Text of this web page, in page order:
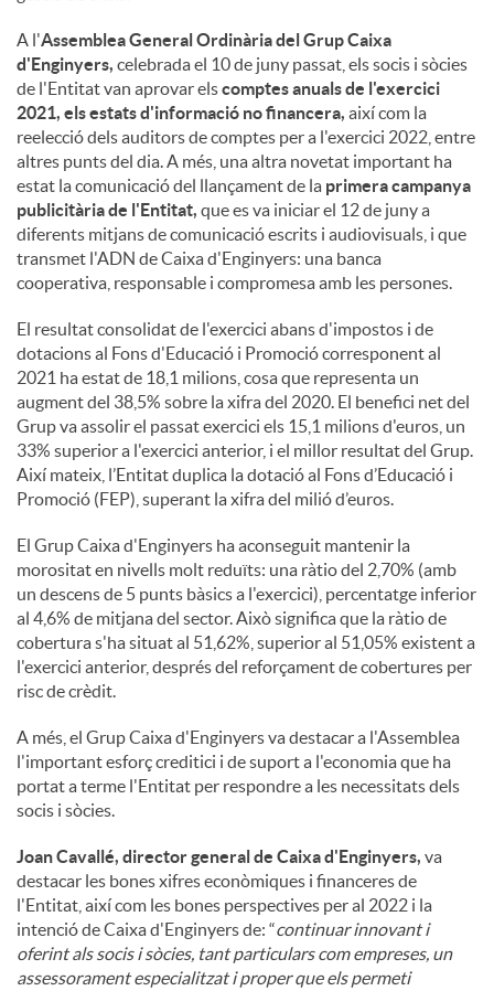
A l'Assemblea General Ordinària del Grup Caixa
d'Enginyers, celebrada el 10 de juny passat, els socis i sòcies
de l'Entitat van aprovar elscomptes anuals de l'exercici
2021, els estats d'informació no financera, així com la
reelecció dels auditors de comptes per a l'exercici 2022, entre
altres punts del dia. A més, una altra novetat important ha
estat la comunicació del llançament de la primera campanya
publicitària de l'Entitat, que es va iniciar el 12 de juny a
diferents mitjans de comunicació escrits i audiovisuals, i que
transmet l'ADN de Caixa d'Enginyers: una banca
cooperativa, responsable i compromesa amb les persones.
El resultat consolidat de l'exercici abans d'impostos i de
dotacions al Fons d'Educació i Promoció corresponent al
2021 ha estat de 18,1 milions, cosa que representa un
augment del 38,5% sobre la xifra del 2020. El benefici net del
Grup va assolir el passat exercici els 15,1 milions d'euros, un
33% superior a l'exercici anterior, i el millor resultat del Grup.
Així mateix, l’Entitat duplica la dotació al Fons d’Educació i
Promoció (FEP), superant la xifra del milió d’euros.
El Grup Caixa d'Enginyers ha aconseguit mantenir la
morositat en nivells molt reduïts: una ràtio del 2,70% (amb
un descens de 5 punts bàsics a l'exercici), percentatge inferior
al 4,6% de mitjana del sector. Això significa que la ràtio de
cobertura s'ha situat al 51,62%, superior al 51,05% existent a
l'exercici anterior, després del reforçament de cobertures per
risc de crèdit.
A més, el Grup Caixa d'Enginyers va destacar a l'Assemblea
l'important esforç creditici i de suport a l'economia que ha
portat a terme l'Entitat per respondre a les necessitats dels
socis i sòcies.
Joan Cavallé, director general de Caixa d'Enginyers, va
destacar les bones xifres econòmiques i financeres de
l'Entitat, així com les bones perspectives per al 2022 i la
intenció de Caixa d'Enginyers de: “continuar innovant i
oferint als socis i sòcies, tant particulars com empreses, un
assessorament especialitzat i proper que els permeti